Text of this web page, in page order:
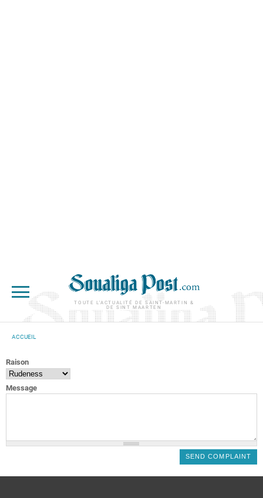
TOUTE L'ACTUALITÉ DE SAINT-MARTIN &
DE SINT MAARTEN
ACCUEIL
Raison
Message